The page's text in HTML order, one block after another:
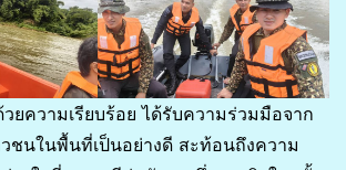
วยความเรียบร้อย ได้รับความร่วมมือจาก
ชนในพื้นที่เป็นอย่างดี สะท้อนถึงความ